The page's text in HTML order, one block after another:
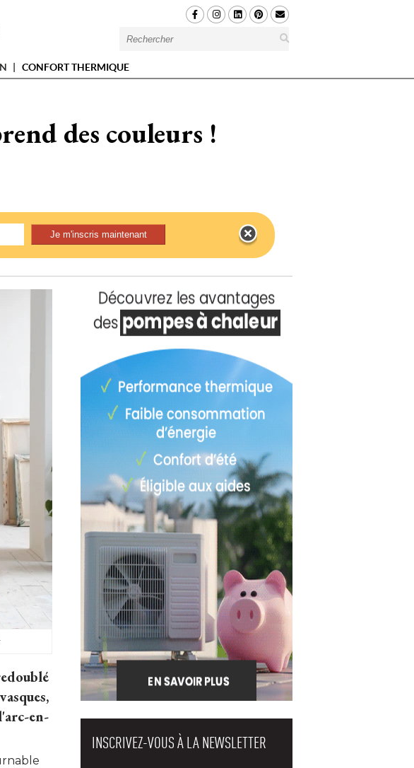
CONFORT THERMIQUE
des couleurs !
en-
INSCRIVEZ-VOUS À LA NEWSLETTER